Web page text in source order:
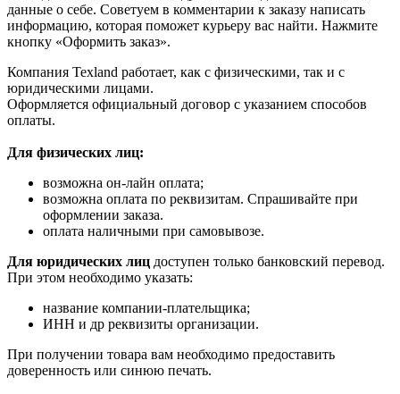
данные о себе. Советуем в комментарии к заказу написать
информацию, которая поможет курьеру вас найти. Нажмите
кнопку «Оформить заказ».
Компания Texland работает, как с физическими, так и с
юридическими лицами.
Оформляется официальный договор с указанием способов
оплаты.
Для физических лиц:
возможна он-лайн оплата;
возможна оплата по реквизитам. Спрашивайте при
оформлении заказа.
оплата наличными при самовывозе.
Для юридических лиц доступен только банковский перевод.
При этом необходимо указать:
название компании-плательщика;
ИНН и др реквизиты организации.
При получении товара вам необходимо предоставить
доверенность или синюю печать.